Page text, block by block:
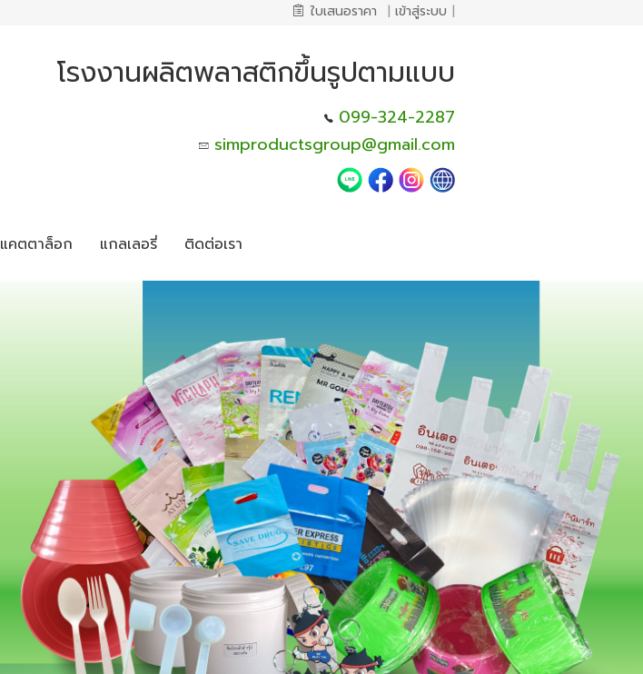
ใบเสนอราคา | เข้าสู่ระบบ |
โรงงานผลิตพลาสติกขึ้นรูปตามแบบ
099-324-2287
simproductsgroup@gmail.com
แคตตาล็อก แกลเลอรี่ ติดต่อเรา